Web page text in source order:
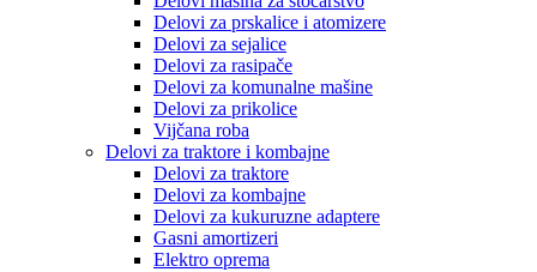
Delovi za prskalice i atomizere
Delovi za sejalice
Delovi za rasipače
Delovi za komunalne mašine
Delovi za prikolice
Vijčana roba
Delovi za traktore i kombajne
Delovi za traktore
Delovi za kombajne
Delovi za kukuruzne adaptere
Gasni amortizeri
Elektro oprema